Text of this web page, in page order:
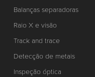
Balanças separadoras
Raio X e visão
Track and trace
Detecção de metais
Inspeção óptica